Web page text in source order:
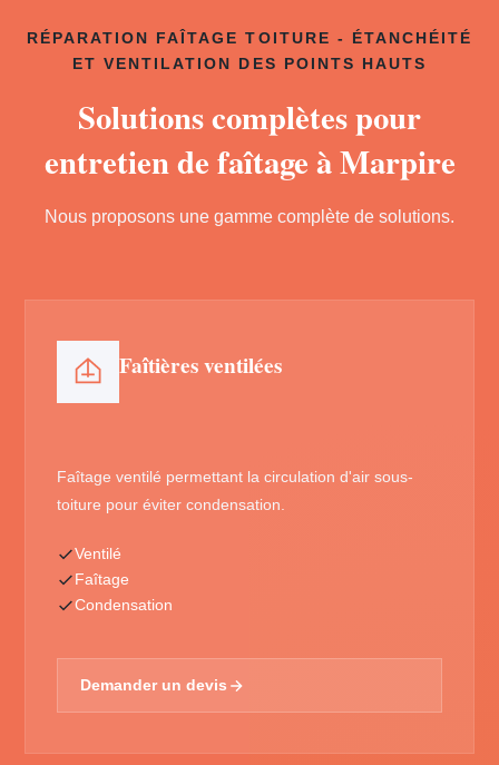
RÉPARATION FAÎTAGE TOITURE - ÉTANCHÉITÉ
ET VENTILATION DES POINTS HAUTS
Solutions complètes pour
entretien de faîtage à Marpire
Nous proposons une gamme complète de solutions.
Faîtières ventilées
Faîtage ventilé permettant la circulation d'air sous-
toiture pour éviter condensation.
Ventilé
Faîtage
Condensation
Demander un devis